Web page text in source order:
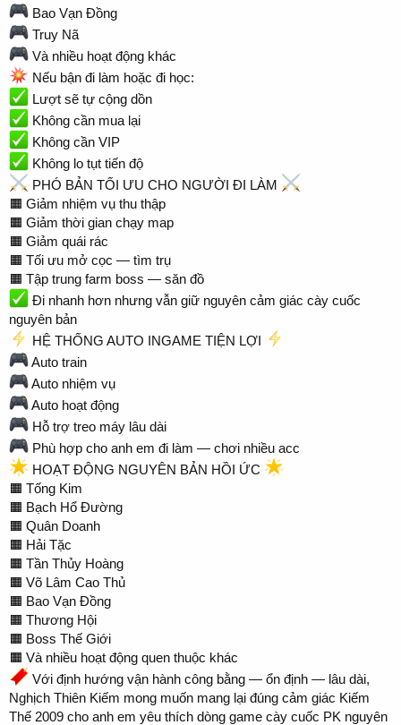
Bao Vạn Đồng
Truy Nã
Và nhiều hoạt động khác
Nếu bận đi làm hoặc đi học:
Lượt sẽ tự cộng dồn
Không cần mua lại
Không cần VIP
Không lo tụt tiến độ
PHÓ BẢN TỐI ƯU CHO NGƯỜI ĐI LÀM
🟧 Giảm nhiệm vụ thu thập
🟧 Giảm thời gian chạy map
🟧 Giảm quái rác
🟧 Tối ưu mở cọc — tìm trụ
🟧 Tập trung farm boss — săn đồ
Đi nhanh hơn nhưng vẫn giữ nguyên cảm giác cày cuốc
nguyên bản
HỆ THỐNG AUTO INGAME TIỆN LỢI
Auto train
Auto nhiệm vụ
Auto hoạt động
Hỗ trợ treo máy lâu dài
Phù hợp cho anh em đi làm — chơi nhiều acc
HOẠT ĐỘNG NGUYÊN BẢN HỒI ỨC
🟧 Tống Kim
🟧 Bạch Hổ Đường
🟧 Quân Doanh
🟧 Hải Tặc
🟧 Tần Thủy Hoàng
🟧 Võ Lâm Cao Thủ
🟧 Bao Vạn Đồng
🟧 Thương Hội
🟧 Boss Thế Giới
🟧 Và nhiều hoạt động quen thuộc khác
Với định hướng vận hành công bằng — ổn định — lâu dài,
Nghịch Thiên Kiếm mong muốn mang lại đúng cảm giác Kiếm
Thế 2009 cho anh em yêu thích dòng game cày cuốc PK nguyên